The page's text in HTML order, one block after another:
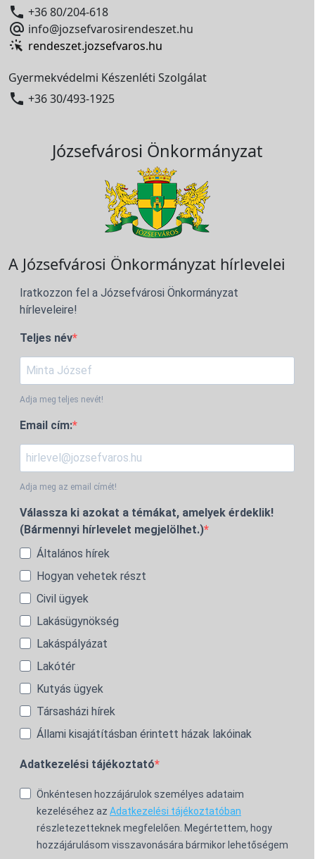
 +36 80/204-618
 info@jozsefvarosirendeszet.hu
rendeszet.jozsefvaros.hu
Gyermekvédelmi Készenléti Szolgálat
 +36 30/493-1925
Józsefvárosi Önkormányzat
A Józsefvárosi Önkormányzat hírlevelei
Iratkozzon fel a Józsefvárosi Önkormányzat
hírleveleire!
Teljes név
Adja meg teljes nevét!
Email cím:
Adja meg az email címét!
Válassza ki azokat a témákat, amelyek érdeklik!
(Bármennyi hírlevelet megjelölhet.)
Általános hírek
Hogyan vehetek részt
Civil ügyek
Lakásügynökség
Lakáspályázat
Lakótér
Kutyás ügyek
Társasházi hírek
Állami kisajátításban érintett házak lakóinak
Adatkezelési tájékoztató
Önkéntesen hozzájárulok személyes adataim
kezeléséhez az Adatkezelési tájékoztatóban
részletezetteknek megfelelően. Megértettem, hogy
hozzájárulásom visszavonására bármikor lehetőségem